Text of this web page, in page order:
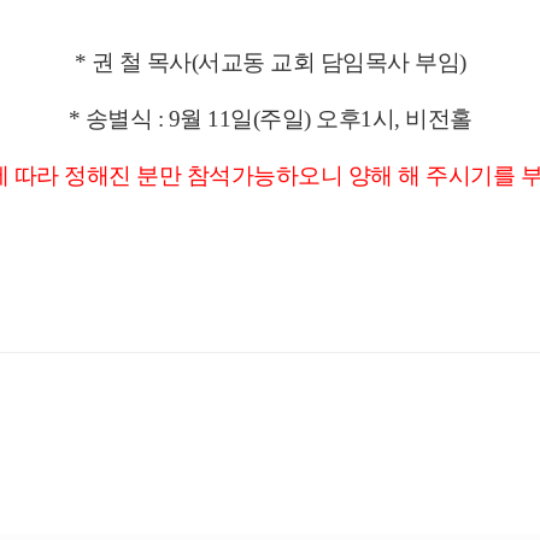
* 권 철 목사(서교동 교회 담임목사 부임)
* 송별식 : 9월 11일(주일) 오후1시, 비전홀
따라 정해진 분만 참석가능하오니 양해 해 주시기를